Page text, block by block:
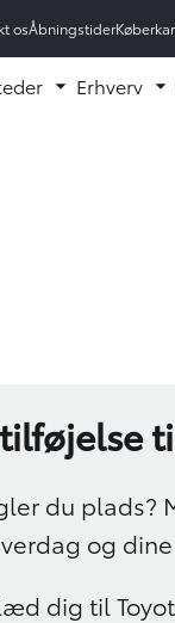
osÅbningstider
FoldErhverv
du plads?
og
dig til